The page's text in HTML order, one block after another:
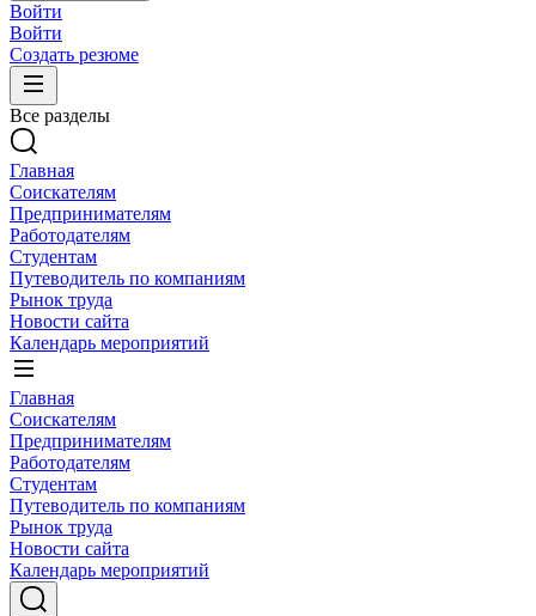
Войти
Войти
Создать резюме
Все разделы
Главная
Соискателям
Предпринимателям
Работодателям
Студентам
Путеводитель по компаниям
Рынок труда
Новости сайта
Календарь мероприятий
Главная
Соискателям
Предпринимателям
Работодателям
Студентам
Путеводитель по компаниям
Рынок труда
Новости сайта
Календарь мероприятий